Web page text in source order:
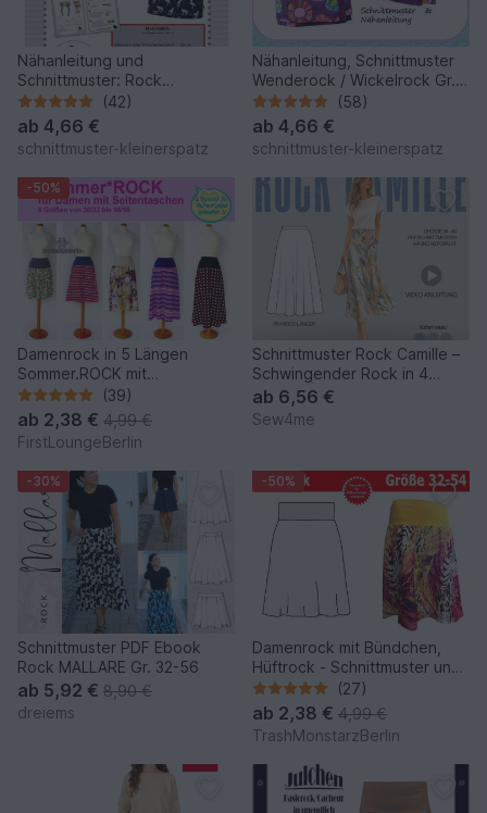
Nähanleitung und
Schnittmuster: Rock
"ruckzuck" Gr. 36 - 44/46
(42)
ab 4,66 €
schnittmuster-kleinerspatz
Nähanleitung, Schnittmuster
Wenderock / Wickelrock Gr.
36-44
(58)
ab 4,66 €
schnittmuster-kleinerspatz
-50%
Damenrock in 5 Längen
Sommer.ROCK mit
Seitentaschen in 9 Größen
Nähanleitung mit
Schnittmuster von
firstloungeberlin
(39)
ab 2,38 € 4,99 €
FirstLoungeBerlin
Schnittmuster Rock Camille –
Schwingender Rock in 4
Längen | Gr. 34–48 (PDF
ab 6,56 €
Sew4me
-30%
Schnittmuster PDF Ebook
Rock MALLARE Gr. 32-56
ab 5,92 € 8,90 €
dreiems
-50%
Damenrock mit Bündchen,
Hüftrock - Schnittmuster und
Nähanleitung(27)
ab 2,38 € 4,99 €
TrashMonstarzBerlin